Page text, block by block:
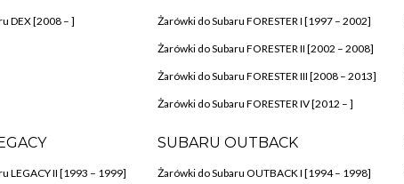
DEX [2008 – ] Żarówki do Subaru FORESTER I [1997 – 2002]
Żarówki do Subaru FORESTER II [2002 – 2008]
Żarówki do Subaru FORESTER III [2008 – 2013]
Żarówki do Subaru FORESTER IV [2012 – ]
LEGACY II [1993 – 1999]
SUBARU OUTBACK
Żarówki do Subaru OUTBACK I [1994 – 1998]